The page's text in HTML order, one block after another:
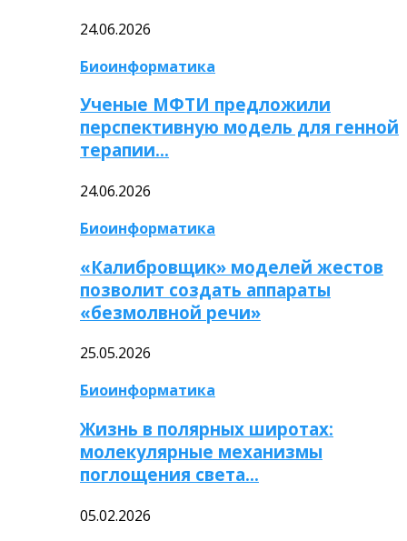
24.06.2026
Биоинформатика
Ученые МФТИ предложили
перспективную модель для генной
терапии…
24.06.2026
Биоинформатика
«Калибровщик» моделей жестов
позволит создать аппараты
«безмолвной речи»
25.05.2026
Биоинформатика
Жизнь в полярных широтах:
молекулярные механизмы
поглощения света…
05.02.2026